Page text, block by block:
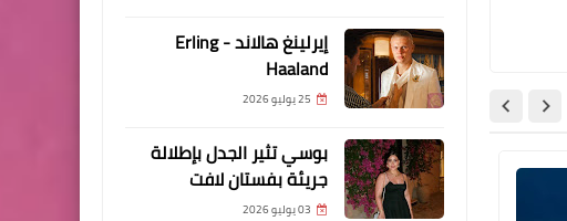
صحتي
إيرلينغ هالاند - Erling
Haaland
25 يوليو 2026
بوسي تثير الجدل بإطلالة
جريئة بفستان لافت
03 يوليو 2026